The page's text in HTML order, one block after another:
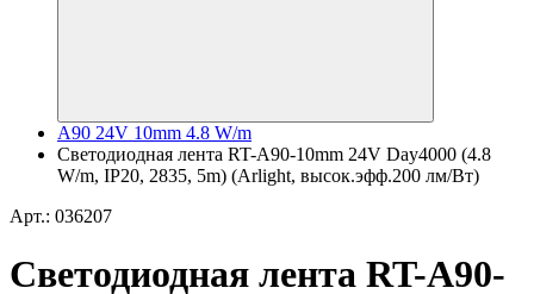
A90 24V 10mm 4.8 W/m
Светодиодная лента RT-A90-10mm 24V Day4000 (4.8
W/m, IP20, 2835, 5m) (Arlight, высок.эфф.200 лм/Вт)
Арт.: 036207
Светодиодная лента RT-A90-